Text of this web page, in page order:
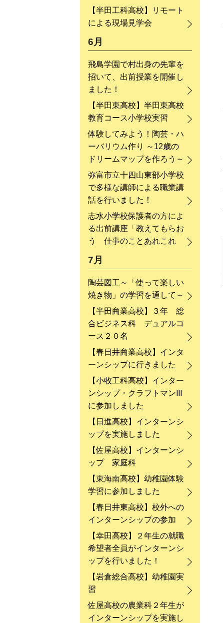
【半田工科高校】リモート
による現場見学会
6月
飛島学園で村出身の先輩を
招いて、出前授業を開催し
ました！
【半田東高校】半田東高校
教育コース小学校実習
体験してみよう！陶芸・ハ
ーバリウム作り ～12歳の
ドリームマップを作ろう～
弥富市立十四山東部小学校
で多様な講師による職業講
話を行いました！
志水小学校保護者の方によ
る出前講座「教えてもらお
う 仕事のことあれこれ
7月
陶芸図工～「使って楽しい
焼き物」の学習を通して～
【半田商業高校】３年 総
合ビジネス科 デュアルコ
ース２０名
【春日井商業高校】インタ
ーンシップに行きました
【小牧工科高校】インター
ンシップ・クラフトマンⅢ
に参加しました
【日進高校】インターンシ
ップを実施しました
【佐屋高校】インターンシ
ップ 家庭科
【東海南高校】幼稚園体験
学習に参加しました
【春日井東高校】校外への
インターンシップの参加
【幸田高校】２年生の就職
希望者全員がインターンシ
ップを行いました！
【岩倉総合高校】幼稚園実
習
佐屋高校の農業科２年生が
インターンシップを実施し